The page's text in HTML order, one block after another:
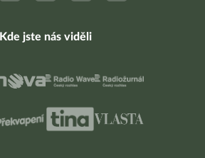
Kde jste nás viděli